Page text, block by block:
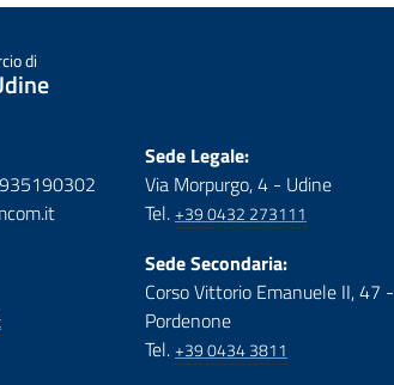
di
Sede Legale:
Via Morpurgo, 4 - Udine
Tel.+39 0432 273111
Sede Secondaria:
Corso Vittorio Emanuele II, 47 -
Pordenone
Tel.+39 0434 3811